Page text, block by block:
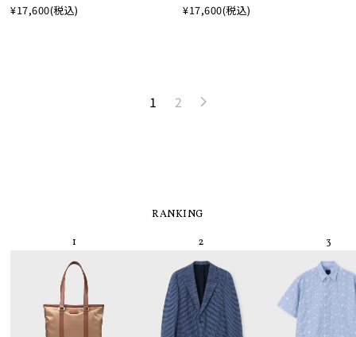
¥17,600(税込)
¥17,600(税込)
1 2
RANKING